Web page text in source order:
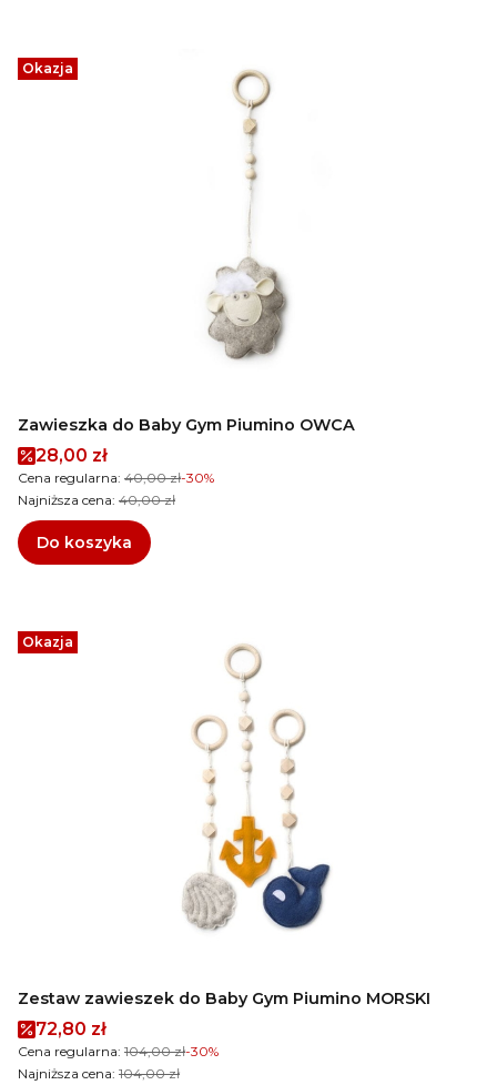
Okazja
Zawieszka do Baby Gym Piumino OWCA
Cena promocyjna
28,00 zł
Cena regularna: 40,00 zł-30%
Najniższa cena: 40,00 zł
Do koszyka
Okazja
Zestaw zawieszek do Baby Gym Piumino MORSKI
Cena promocyjna
72,80 zł
Cena regularna: 104,00 zł-30%
Najniższa cena: 104,00 zł